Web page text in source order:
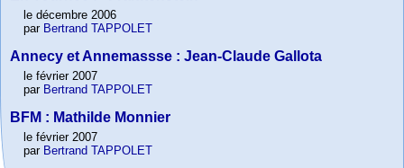
le décembre 2006
par Bertrand TAPPOLET
Annecy et Annemassse : Jean-Claude Gallota
le février 2007
par Bertrand TAPPOLET
BFM : Mathilde Monnier
le février 2007
par Bertrand TAPPOLET